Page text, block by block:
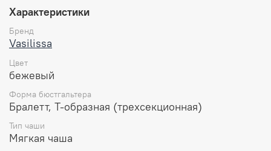
аккуратно собирает грудь к центру, придавая
вашей фигуре идеальные формы.
Широкие лямки:
стабильную поддержку, гарантируя комфорт в
течение всего дня.
Высокая подмышечная зона:Высокий бочок
полностью закрывает подмышечную зону спереди
и сзади, а также, хорошо поддерживает грудь
Характеристики
Бренд
Vasilissa
Цвет
бежевый
Форма бюстгальтера
Бралетт, Т-образная (трехсекционная)
Тип чаши
Мягкая чаша